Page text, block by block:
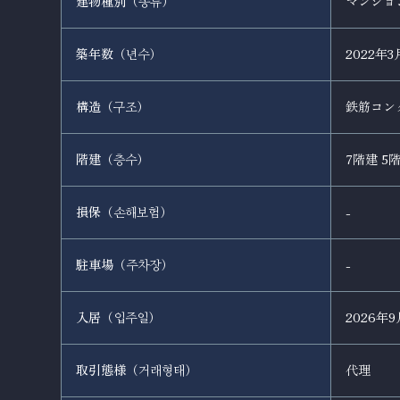
종류
築年数（ 년수） 2022年3
構造（구조） 鉄筋コン
階建（층수） 7階建 5階
損保（손해보험 ） -
駐車場（주차장） -
入居（ 입주일） 2026年9
取引態様（거래형태 ） 代理